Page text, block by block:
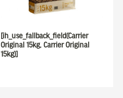
[ih_use_fallback_field(Carrier
Original 15kg, Carrier Original
15kg)]